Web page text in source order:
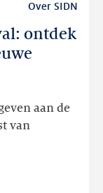
ontdek
Over SIDN
aan de
van